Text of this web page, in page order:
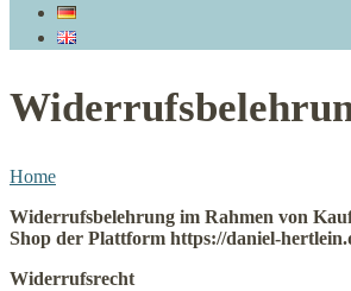
Home
Widerrufsbelehrung im Rahmen von
Shop der Plattform https://daniel-
Widerrufsrecht